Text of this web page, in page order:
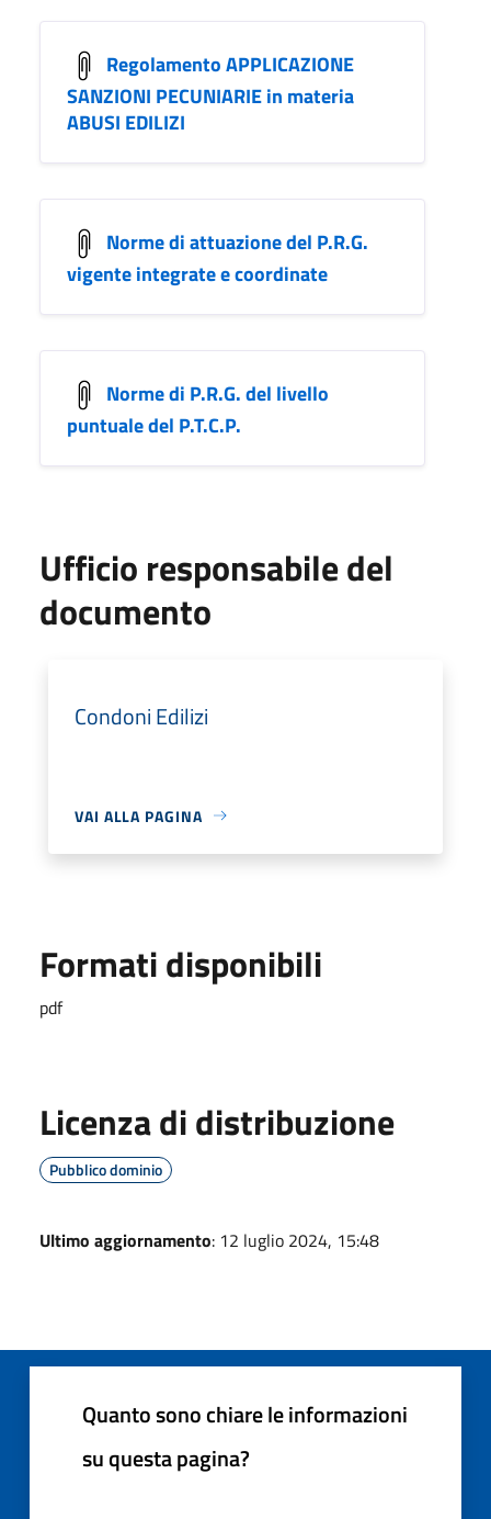
Regolamento APPLICAZIONE
SANZIONI PECUNIARIE in materia
ABUSI EDILIZI
Norme di attuazione del P.R.G.
vigente integrate e coordinate
Norme di P.R.G. del livello
puntuale del P.T.C.P.
Ufficio responsabile del
documento
Condoni Edilizi
VAI ALLA PAGINA
Formati disponibili
pdf
Licenza di distribuzione
Pubblico dominio
Ultimo aggiornamento: 12 luglio 2024, 15:48
Quanto sono chiare le informazioni
su questa pagina?